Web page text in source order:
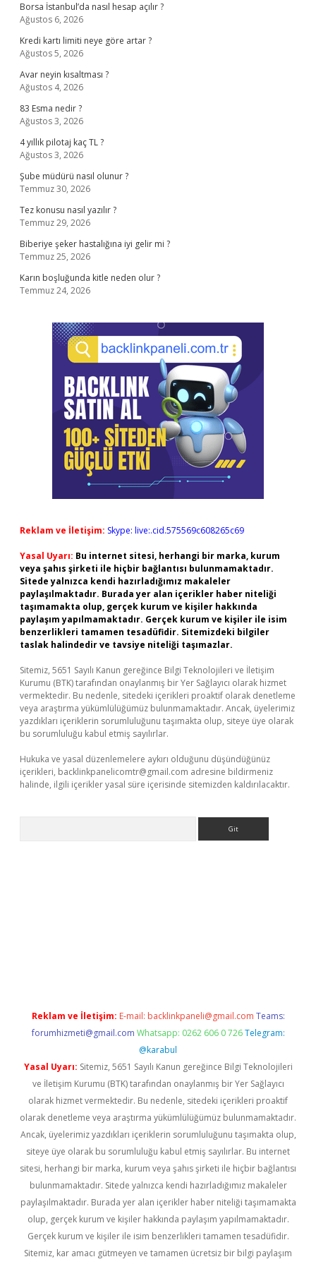
Borsa İstanbul’da nasıl hesap açılır ?
Ağustos 6, 2026
Kredi kartı limiti neye göre artar ?
Ağustos 5, 2026
Avar neyin kısaltması ?
Ağustos 4, 2026
83 Esma nedir ?
Ağustos 3, 2026
4 yıllık pilotaj kaç TL ?
Ağustos 3, 2026
Şube müdürü nasıl olunur ?
Temmuz 30, 2026
Tez konusu nasıl yazılır ?
Temmuz 29, 2026
Biberiye şeker hastalığına iyi gelir mi ?
Temmuz 25, 2026
Karın boşluğunda kitle neden olur ?
Temmuz 24, 2026
Reklam ve İletişim: Skype: live:.cid.575569c608265c69
Yasal Uyarı: Bu internet sitesi, herhangi bir marka, kurum
veya şahıs şirketi ile hiçbir bağlantısı bulunmamaktadır.
Sitede yalnızca kendi hazırladığımız makaleler
paylaşılmaktadır. Burada yer alan içerikler haber niteliği
taşımamakta olup, gerçek kurum ve kişiler hakkında
paylaşım yapılmamaktadır. Gerçek kurum ve kişiler ile isim
benzerlikleri tamamen tesadüfidir. Sitemizdeki bilgiler
taslak halindedir ve tavsiye niteliği taşımazlar.
Sitemiz, 5651 Sayılı Kanun gereğince Bilgi Teknolojileri ve İletişim
Kurumu (BTK) tarafından onaylanmış bir Yer Sağlayıcı olarak hizmet
vermektedir. Bu nedenle, sitedeki içerikleri proaktif olarak denetleme
veya araştırma yükümlülüğümüz bulunmamaktadır. Ancak, üyelerimiz
yazdıkları içeriklerin sorumluluğunu taşımakta olup, siteye üye olarak
bu sorumluluğu kabul etmiş sayılırlar.
Hukuka ve yasal düzenlemelere aykırı olduğunu düşündüğünüz
içerikleri, backlinkpanelicomtr@gmail.com adresine bildirmeniz
halinde, ilgili içerikler yasal süre içerisinde sitemizden kaldırılacaktır.
Reklam ve İletişim: E-mail: backlinkpaneli@gmail.com Teams:
forumhizmeti@gmail.com Whatsapp: 0262 606 0 726 Telegram:
@karabul
Yasal Uyarı: Sitemiz, 5651 Sayılı Kanun gereğince Bilgi Teknolojileri
ve İletişim Kurumu (BTK) tarafından onaylanmış bir Yer Sağlayıcı
olarak hizmet vermektedir. Bu nedenle, sitedeki içerikleri proaktif
olarak denetleme veya araştırma yükümlülüğümüz bulunmamaktadır.
Ancak, üyelerimiz yazdıkları içeriklerin sorumluluğunu taşımakta olup,
siteye üye olarak bu sorumluluğu kabul etmiş sayılırlar. Bu internet
sitesi, herhangi bir marka, kurum veya şahıs şirketi ile hiçbir bağlantısı
bulunmamaktadır. Sitede yalnızca kendi hazırladığımız makaleler
paylaşılmaktadır. Burada yer alan içerikler haber niteliği taşımamakta
olup, gerçek kurum ve kişiler hakkında paylaşım yapılmamaktadır.
Gerçek kurum ve kişiler ile isim benzerlikleri tamamen tesadüfidir.
Sitemiz, kar amacı gütmeyen ve tamamen ücretsiz bir bilgi paylaşım